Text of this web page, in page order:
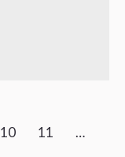
10 11
…